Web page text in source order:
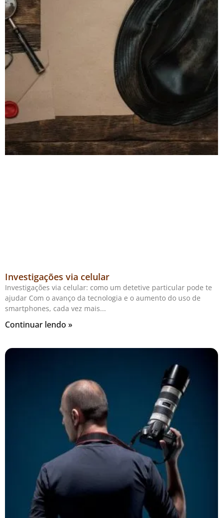
Investigações via celular
Investigações via celular: como um detetive particular pode te
ajudar Com o avanço da tecnologia e o aumento do uso de
smartphones, cada vez mais
Continuar lendo »